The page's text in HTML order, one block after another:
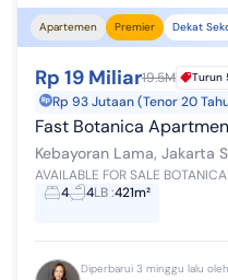
Apartemen Premier Dekat
Rp 19 Miliar19.5M Turun
Rp 93 Jutaan (Tenor 20
Fast Botanica Apartment,
Kebayoran Lama, Jakarta
4
4LB:421m²
Diperbarui 3 minggu lalu oleh